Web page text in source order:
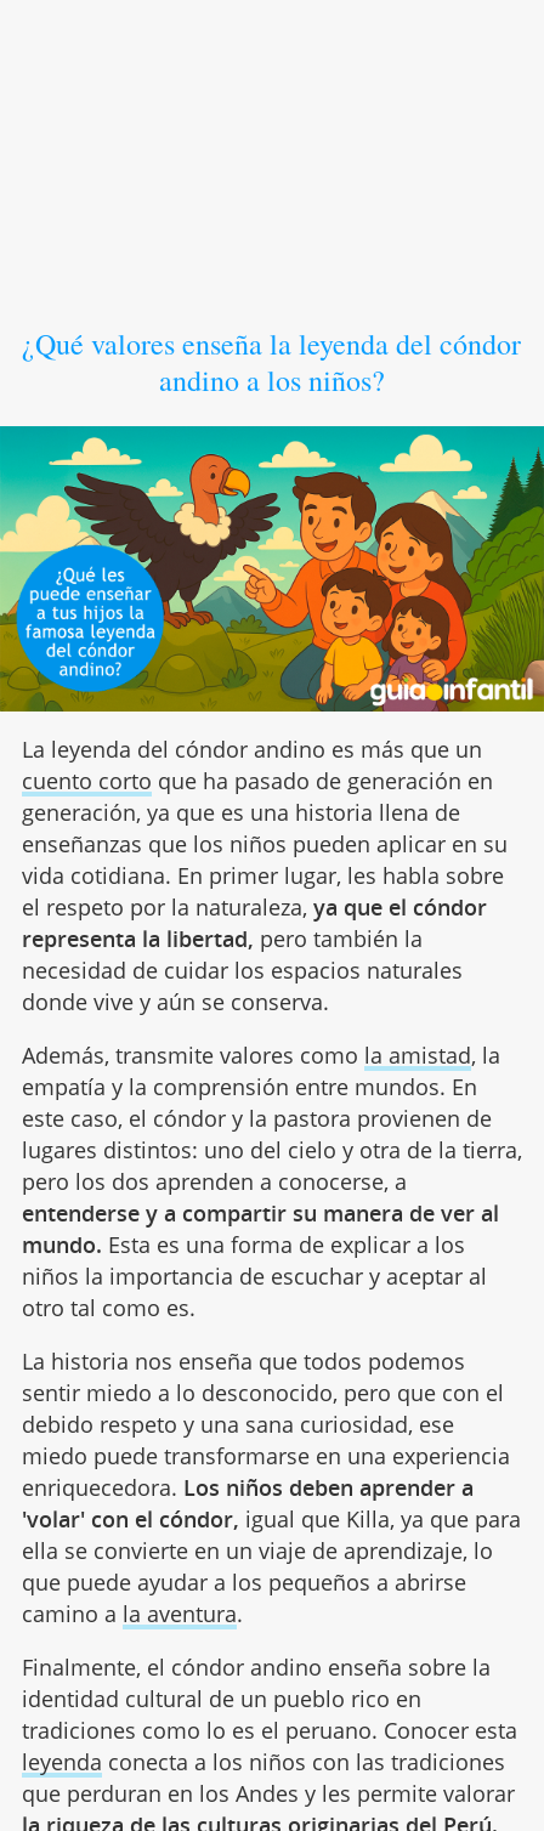
¿Qué valores enseña la leyenda del cóndor
andino a los niños?
La leyenda del cóndor andino es más que un
cuento corto que ha pasado de generación en
generación, ya que es una historia llena de
enseñanzas que los niños pueden aplicar en su
vida cotidiana. En primer lugar, les habla sobre
el respeto por la naturaleza, ya que el cóndor
representa la libertad, pero también la
necesidad de cuidar los espacios naturales
donde vive y aún se conserva.
Además, transmite valores como la amistad, la
empatía y la comprensión entre mundos. En
este caso, el cóndor y la pastora provienen de
lugares distintos: uno del cielo y otra de la tierra,
pero los dos aprenden a conocerse, a
entenderse y a compartir su manera de ver al
mundo. Esta es una forma de explicar a los
niños la importancia de escuchar y aceptar al
otro tal como es.
La historia nos enseña que todos podemos
sentir miedo a lo desconocido, pero que con el
debido respeto y una sana curiosidad, ese
miedo puede transformarse en una experiencia
enriquecedora. Los niños deben aprender a
'volar' con el cóndor, igual que Killa, ya que para
ella se convierte en un viaje de aprendizaje, lo
que puede ayudar a los pequeños a abrirse
camino a la aventura.
Finalmente, el cóndor andino enseña sobre la
identidad cultural de un pueblo rico en
tradiciones como lo es el peruano. Conocer esta
leyenda conecta a los niños con las tradiciones
que perduran en los Andes y les permite valorar